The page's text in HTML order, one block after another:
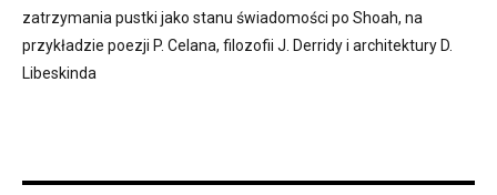
zatrzymania pustki jako stanu świadomości po Shoah, na
przykładzie poezji P. Celana, filozofii J. Derridy i architektury D.
Libeskinda